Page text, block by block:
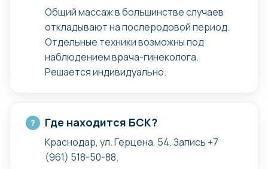
Общий массаж в большинстве случаев
откладывают на послеродовой период.
Отдельные техники возможны под
наблюдением врача-гинеколога.
Решается индивидуально.
Где находится БСК?
Краснодар, ул. Герцена, 54. Запись +7
(961) 518-50-88.
Неврологические дефициты
{панические атаки}
{онемение, покалывание,
чувство скованности}
{обострение старых травм}